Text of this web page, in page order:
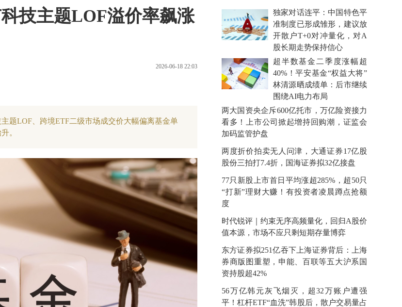
技主题LOF溢价率飙涨
2026-06-18 22:03
题LOF、跨境ETF二级市场成交价大幅偏离基金单
。
独家对话连平：中国特色平
准制度已形成雏形，建议放
开散户T+0对冲量化，对A
股长期走势保持信心
超半数基金二季度涨幅超
40%！平安基金“权益大将”
林清源晒成绩单：后市继续
围绕AI电力布局
两大国资央企斥600亿托市，万亿险资接力
看多！上市公司掀起增持回购潮，证监会
加码监管护盘
两度折价拍卖无人问津，大通证券17亿股
股份三拍打7.4折，国海证券拟32亿接盘
77只新股上市首日平均涨超285%，超50只
“打新”理财大赚！有投资者凌晨蹲点抢额
度
时代锐评｜约束无序高频量化，回归A股价
值本源，市场不应只剩短期存量博弈
东方证券拟251亿吞下上海证券背后：上海
券商版图重塑，申能、百联等五大沪系国
资持股超42%
56万亿韩元灰飞烟灭，超32万账户遭强
平！杠杆ETF“血洗”韩股后，散户交易量占